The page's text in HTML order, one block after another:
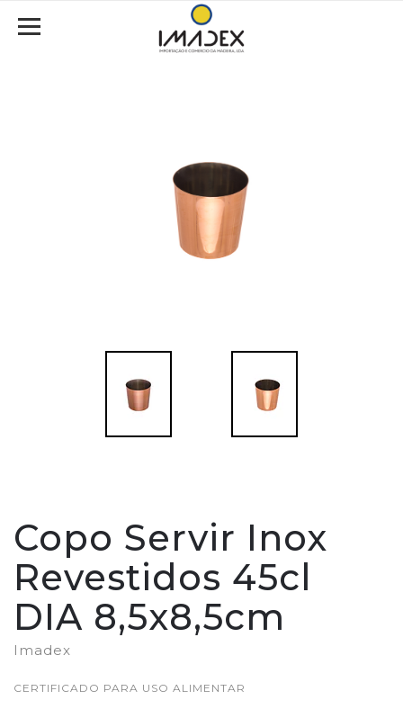
Copo Servir Inox
Revestidos 45cl
DIA 8,5x8,5cm
Imadex
CERTIFICADO PARA USO ALIMENTAR